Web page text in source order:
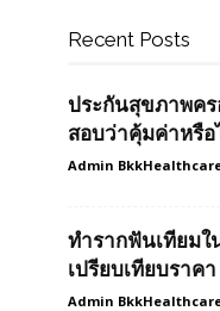
Recent Posts
ประกันสุขภาพค
สอบว่าคุ้มค่าหรือ
Admin
ทำรากฟันเทียมใ
เปรียบเทียบราคา
Admin